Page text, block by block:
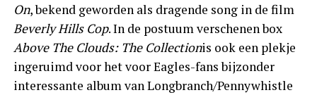
On, bekend geworden als dragende song in de film
Beverly Hills Cop. In de postuum verschenen box
Above The Clouds: The Collectionis ook een plekje
ingeruimd voor het voor Eagles-fans bijzonder
interessante album van Longbranch/Pennywhistle